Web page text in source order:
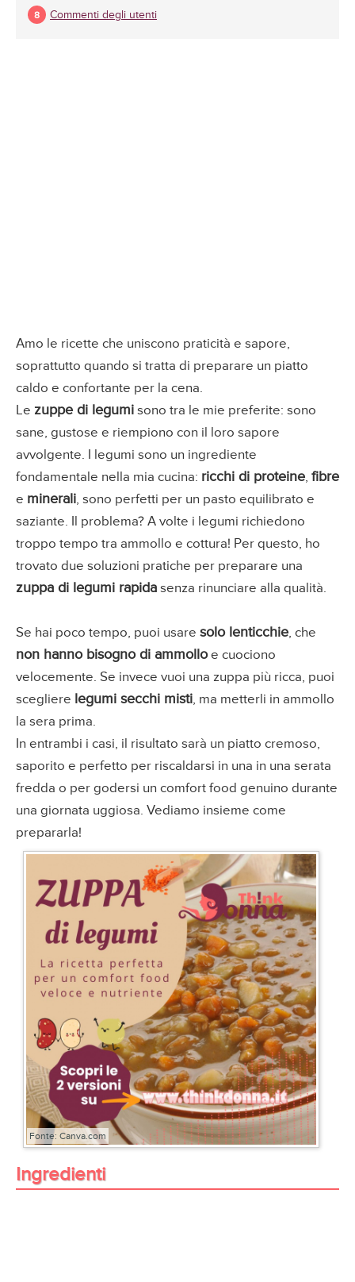
Commenti degli utenti
Amo le ricette che uniscono praticità e sapore,
soprattutto quando si tratta di preparare un piatto
caldo e confortante per la cena.
Le zuppe di legumi sono tra le mie preferite: sono
sane, gustose e riempiono con il loro sapore
avvolgente. I legumi sono un ingrediente
fondamentale nella mia cucina: ricchi di proteine, fibre
e minerali, sono perfetti per un pasto equilibrato e
saziante. Il problema? A volte i legumi richiedono
troppo tempo tra ammollo e cottura! Per questo, ho
trovato due soluzioni pratiche per preparare una
zuppa di legumi rapida senza rinunciare alla qualità.
Se hai poco tempo, puoi usare solo lenticchie, che
non hanno bisogno di ammolloe cuociono
velocemente. Se invece vuoi una zuppa più ricca, puoi
scegliere legumi secchi misti, ma metterli in ammollo
la sera prima.
In entrambi i casi, il risultato sarà un piatto cremoso,
saporito e perfetto per riscaldarsi in una in una serata
fredda o per godersi un comfort food genuino durante
una giornata uggiosa. Vediamo insieme come
prepararla!
Fonte: Canva.com
Ingredienti